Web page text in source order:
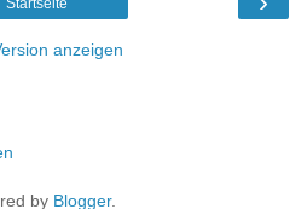
Startseite
anzeigen
by Blogger.